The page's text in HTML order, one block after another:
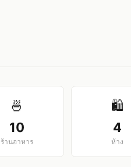
🍜
10
ร้านอาหาร
🛍️
4
ห้าง